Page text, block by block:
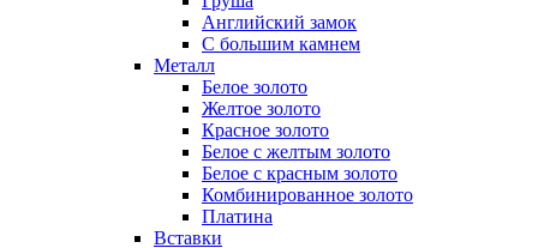
Английский замок
С большим камнем
Металл
Белое золото
Желтое золото
Красное золото
Белое с желтым золото
Белое с красным золото
Комбинированное золото
Платина
Вставки